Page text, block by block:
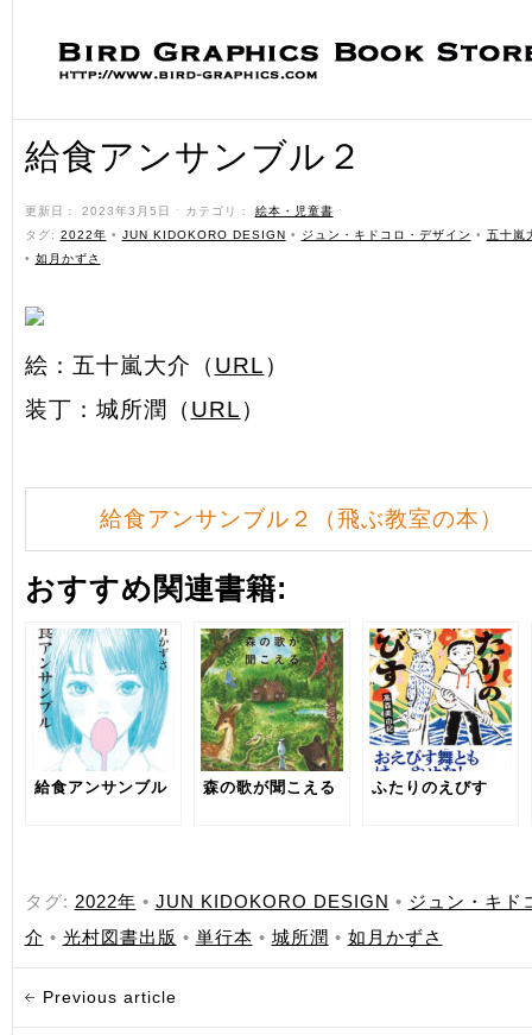
給食アンサンブル２
更新日： 2023年3月5日 ˑ カテゴリ： 絵本・児童書 ˑ
タグ: 2022年 • JUN KIDOKORO DESIGN • ジュン・キドコロ・デザイン • 五十嵐
• 如月かずさ
絵：五十嵐大介（ URL ）
装丁：城所潤（ URL ）
給食アンサンブル２（飛ぶ教室の本）
おすすめ関連書籍:
給食アンサンブル 森の歌が聞こえる ふたりのえびす
タグ: 2022年 • JUN KIDOKORO DESIGN • ジュン・キド
介 • 光村図書出版 • 単行本 • 城所潤 • 如月かずさ
Previous article